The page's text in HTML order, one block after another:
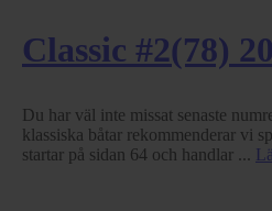
Classic #2(78)
Du har väl inte missat senaste
klassiska båtar rekommenderar vi
startar på sidan 64 och handlar ...